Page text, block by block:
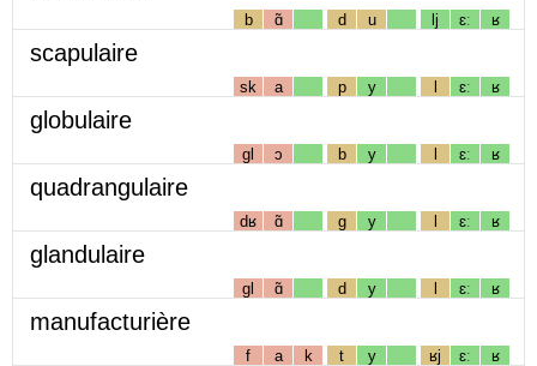
b ɑ̃ d u lj ɛː ʁ
scapulaire
sk a p y l ɛː ʁ
globulaire
gl ɔ b y l ɛː ʁ
quadrangulaire
dʁ ɑ̃ g y l ɛː ʁ
glandulaire
gl ɑ̃ d y l ɛː ʁ
manufacturière
f a k t y ʁj ɛː ʁ